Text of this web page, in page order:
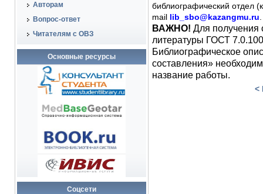
Авторам
Вопрос-ответ
Читателям с ОВЗ
Основные ресурсы
Соцсети
библиографический отдел
mail lib_sbo@kazangmu.ru
ВАЖНО! Для получения
литературы ГОСТ
Библиографическое
составления»
название работы.
<